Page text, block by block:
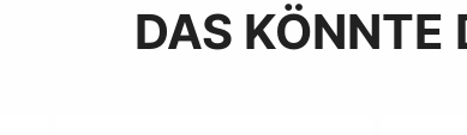
DAS KÖNNTE